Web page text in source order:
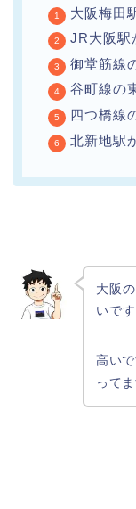
大阪梅田
JR大阪駅
御堂筋線
谷町線の
四つ橋線
北新地駅
大阪
いです
高い
ってま